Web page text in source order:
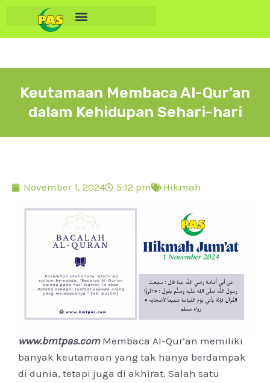
Keutamaan Membaca Al-Qur’an
dalam Kehidupan Sehari-hari
November 1, 2024 5:12 pm Hikmah
www.bmtpas.comMembaca Al-Qur’an memiliki
banyak keutamaan yang tak hanya berdampak
di dunia, tetapi juga di akhirat. Salah satu